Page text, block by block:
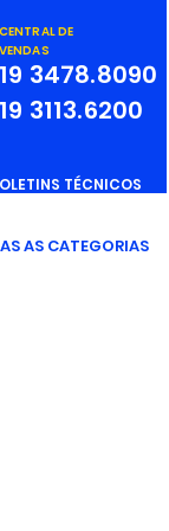
CENTRAL DE
VENDAS
19 3478.8090
19 3113.6200
TÉCNICOS
AS CATEGORIAS